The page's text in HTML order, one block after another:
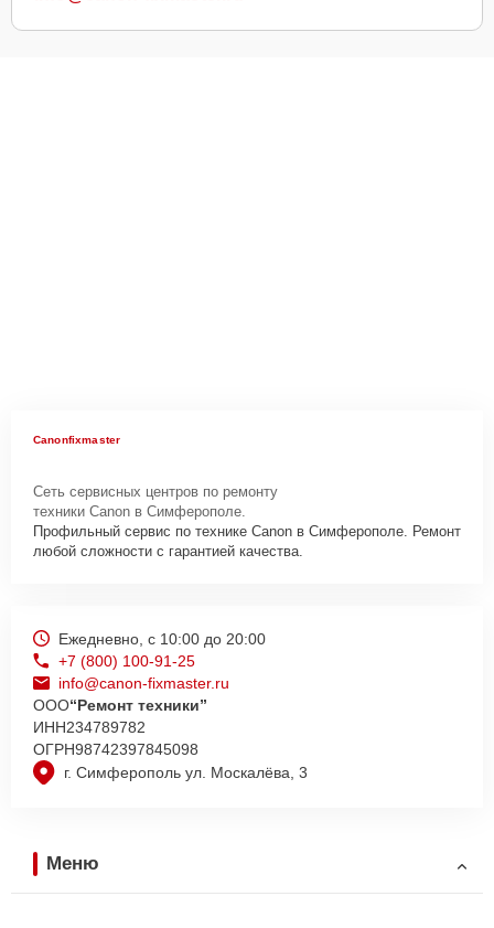
Canonfixmaster
Сеть сервисных центров по ремонту
техники Canon в Симферополе.
Профильный сервис по технике Canon в Симферополе. Ремонт
любой сложности с гарантией качества.
г. Симферополь ул. Москалёва, 3
Ежедневно, с 10:00 до 20:00
+7 (800) 100-91-25
info@canon-fixmaster.ru
ООО“Ремонт техники”
ИНН234789782
ОГРН98742397845098
Меню